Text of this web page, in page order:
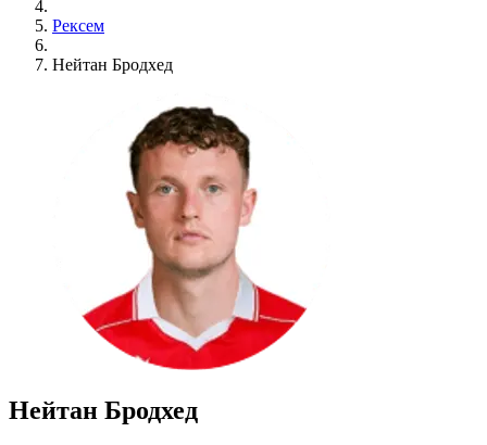
Рексем
Нейтан Бродхед
Нейтан Бродхед